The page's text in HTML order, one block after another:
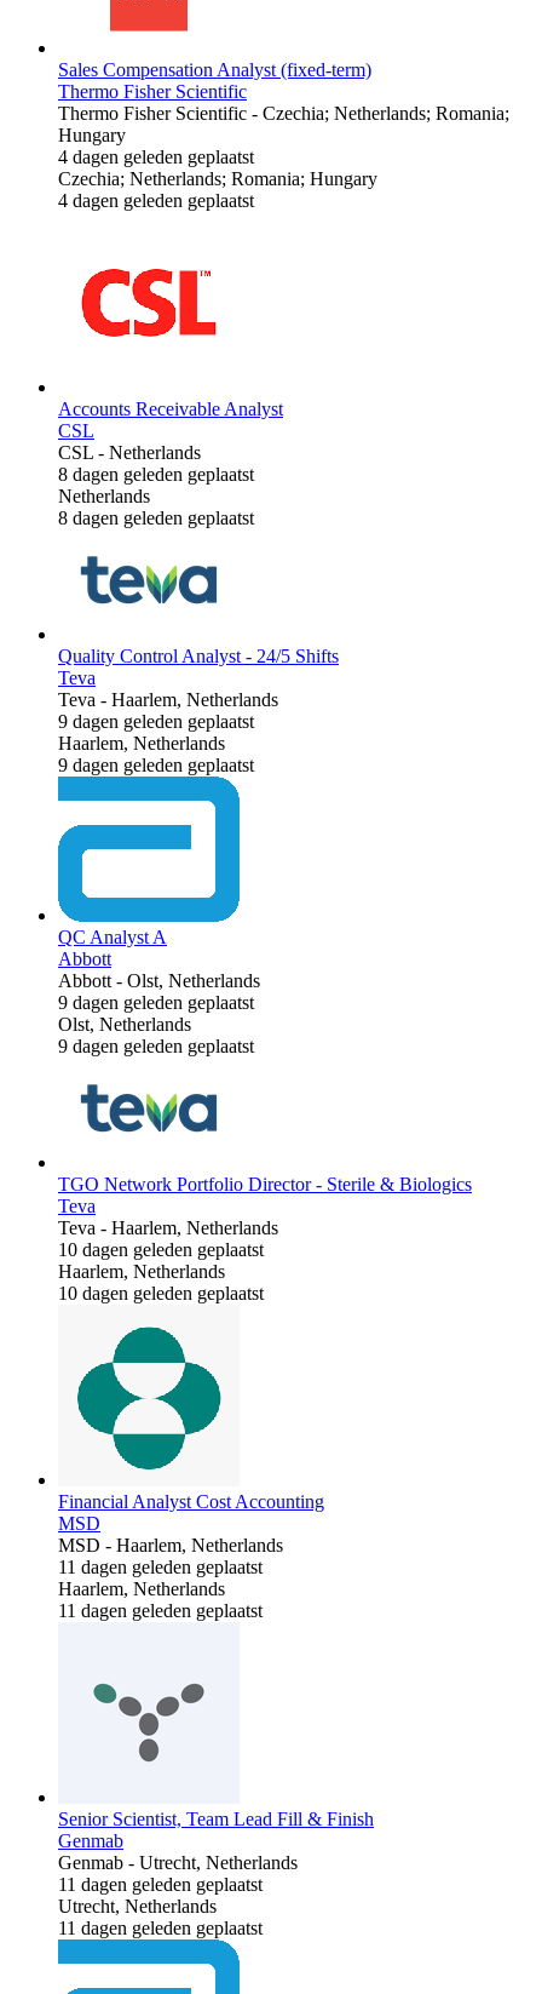
Sales Compensation Analyst (fixed-term)
Thermo Fisher Scientific
Thermo Fisher Scientific - Czechia; Netherlands; Romania;
Hungary
4 dagen geleden geplaatst
Czechia; Netherlands; Romania; Hungary
4 dagen geleden geplaatst
Accounts Receivable Analyst
CSL
CSL - Netherlands
8 dagen geleden geplaatst
Netherlands
8 dagen geleden geplaatst
Quality Control Analyst - 24/5 Shifts
Teva
Teva - Haarlem, Netherlands
9 dagen geleden geplaatst
Haarlem, Netherlands
9 dagen geleden geplaatst
QC Analyst A
Abbott
Abbott- Olst, Netherlands
9 dagen geleden geplaatst
Olst, Netherlands
9 dagen geleden geplaatst
TGO Network Portfolio Director - Sterile & Biologics
Teva
Teva - Haarlem, Netherlands
10 dagen geleden geplaatst
Haarlem, Netherlands
10 dagen geleden geplaatst
Financial Analyst Cost Accounting
MSD
MSD - Haarlem, Netherlands
11 dagen geleden geplaatst
Haarlem, Netherlands
11 dagen geleden geplaatst
Senior Scientist, Team Lead Fill & Finish
Genmab
Genmab - Utrecht, Netherlands
11 dagen geleden geplaatst
Utrecht, Netherlands
11 dagen geleden geplaatst